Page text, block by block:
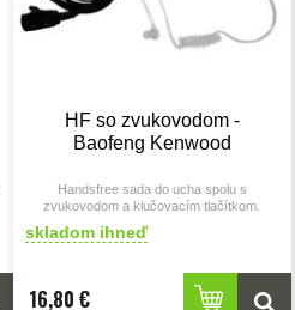
HF so zvukovodom -
Baofeng Kenwood
Handsfree sada do ucha spolu s
zvukovodom a klučovacím tlačítkom.
skladom ihneď
16,80 €